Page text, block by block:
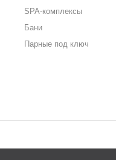
SPA-комплексы
Бани
Парные под ключ